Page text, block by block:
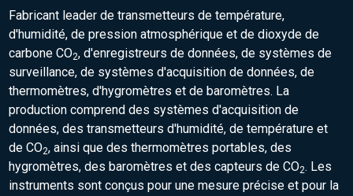
Fabricant leader de transmetteurs de température,
d'humidité, de pression atmosphérique et de dioxyde de
carbone CO2, d'enregistreurs de données, de systèmes de
surveillance, de systèmes d'acquisition de données, de
thermomètres, d'hygromètres et de baromètres. La
production comprend des systèmes d'acquisition de
données, des transmetteurs d'humidité, de température et
de CO2, ainsi que des thermomètres portables, des
hygromètres, des baromètres et des capteurs de CO2. Les
instruments sont conçus pour une mesure précise et pour la